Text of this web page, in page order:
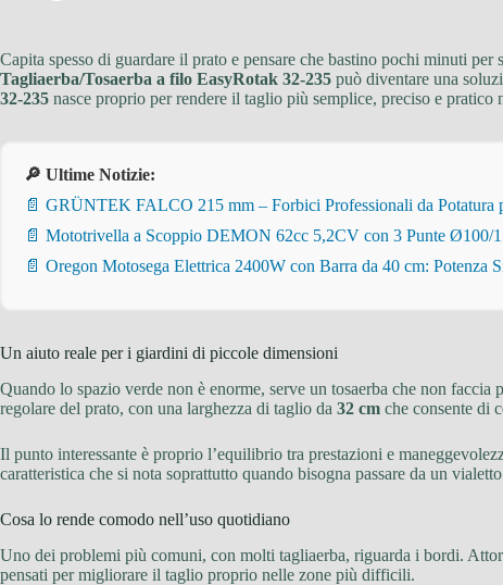
Capita spesso di guardare il prato e pensare che bastino pochi minuti
Tagliaerba/Tosaerba a filo EasyRotak 32-235 può diventare una
32-235 nasce proprio per rendere il taglio più semplice, preciso e
🔎 Ultime Notizie:
📄 GRÜNTEK FALCO 215 mm – Forbici Professionali da Potatura
📄 Mototrivella a Scoppio DEMON 62cc 5,2CV con 3 Punte Ø100/
📄 Oregon Motosega Elettrica 2400W con Barra da 40 cm:
Un aiuto reale per i giardini di piccole dimensioni
Quando lo spazio verde non è enorme, serve un tosaerba che non faccia
regolare del prato, con una larghezza di taglio da 32 cm che consente di
Il punto interessante è proprio l’equilibrio tra prestazioni e
caratteristica che si nota soprattutto quando bisogna passare da un
Cosa lo rende comodo nell’uso quotidiano
Uno dei problemi più comuni, con molti tagliaerba, riguarda i bordi.
pensati per migliorare il taglio proprio nelle zone più difficili.